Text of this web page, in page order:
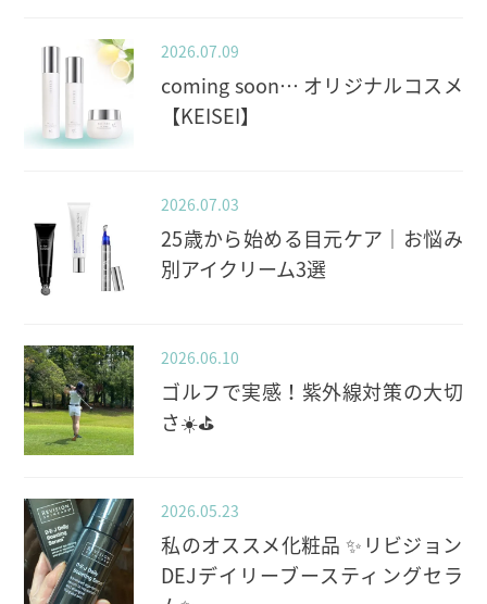
2026.07.09
coming soon… オリジナルコスメ
【KEISEI】
2026.07.03
25歳から始める目元ケア｜お悩み
別アイクリーム3選
2026.06.10
ゴルフで実感！紫外線対策の大切
さ☀️⛳️
2026.05.23
私のオススメ化粧品 ✨️リビジョン
DEJデイリーブースティングセラ